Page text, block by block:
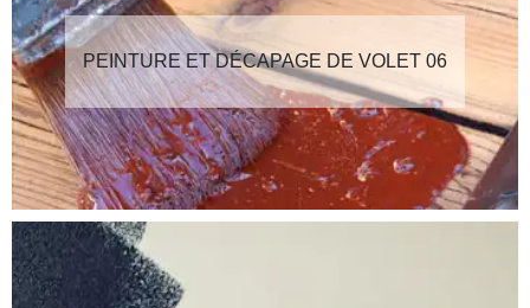
PEINTURE ET DÉCAPAGE DE VOLET 06